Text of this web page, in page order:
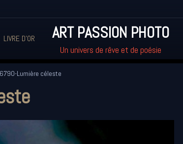
LIVRE D'OR ART PASSION PHOTO
Un univers de rêve et de poésie
Lumière céleste